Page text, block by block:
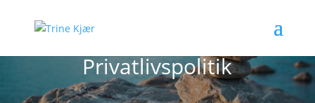
Privatlivspolitik